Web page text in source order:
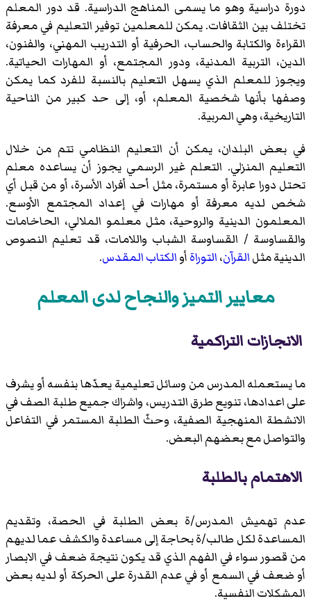
دورة دراسية وهو ما يسمى المناهج الدراسية. قد دور المعلم
تختلف بين الثقافات. يمكن للمعلمين توفير التعليم في معرفة
القراءة والكتابة والحساب، الحرفية أو التدريب المهني، والفنون،
الدين، التربية المدنية، ودور المجتمع، أو المهارات الحياتية.
ويجوز للمعلم الذي يسهل التعليم بالنسبة للفرد كما يمكن
وصفها بأنها شخصية المعلم، أو، إلى حد كبير من الناحية
التاريخية، وهي المربية.
في بعض البلدان، يمكن أن التعليم النظامي تتم من خلال
التعليم المنزلي. التعلم غير الرسمي يجوز أن يساعده معلم
تحتل دورا عابرة أو مستمرة، مثل أحد أفراد الأسرة، أو من قبل أي
شخص لديه معرفة أو مهارات في إعداد المجتمع الأوسع.
المعلمون الدينية والروحية، مثل معلمو الملالي، الحاخامات
والقساوسة / القساوسة الشباب واللامات، قد تعليم النصوص
الدينية مثلالقرآن،التوراةأوالكتاب المقدس.
معايير التميز والنجاح لدى المعلم
الانجازات التراكمية
ما يستعمله المدرس من وسائل تعليمية يعدّها بنفسه أو يشرف
على اعدادها، تنويع طرق التدريس، واشراك جميع طلبة الصف في
الانشطة المنهجية الصفية، وحثّ الطلبة المستمر في التفاعل
والتواصل مع بعضهم البعض.
الاهتمام بالطلبة
عدم تهميش المدرس/ة بعض الطلبة في الحصة، وتقديم
المساعدة لكل طالب/ة بحاجة إلى مساعدة والكشف عما لديهم
من قصور سواء في الفهم الذي قد يكون نتيجة ضعف في الابصار
أو ضعف في السمع أو في عدم القدرة على الحركة أو لديه بعض
المشكلات النفسية.